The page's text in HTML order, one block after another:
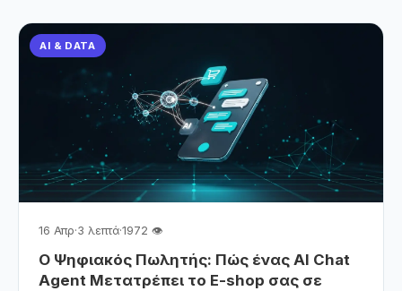
AI & DATA
16 Απρ·3 λεπτά·1972 👁
Ο Ψηφιακός Πωλητής: Πώς ένας AI Chat
Agent Μετατρέπει το E-shop σας σε